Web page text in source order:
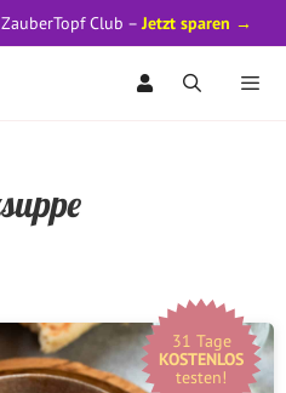
31 Tage
KOSTENLOS
testen!
Club –Jetzt sparen →